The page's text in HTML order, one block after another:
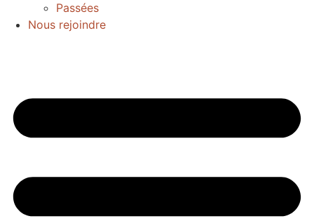
Passées
Nous rejoindre